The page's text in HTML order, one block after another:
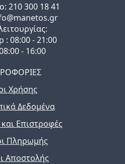
210 300 18 41
: 08:00 - 21:00
- 16:00
Χρήσης
Δεδομένα
Επιστροφές
Πληρωμής
Αποστολής